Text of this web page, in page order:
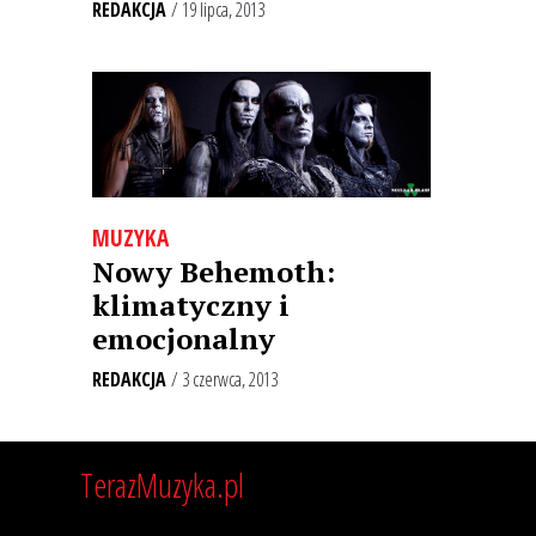
REDAKCJA/ 19 lipca, 2013
MUZYKA
Nowy Behemoth:
klimatyczny i
emocjonalny
REDAKCJA/ 3 czerwca, 2013
TerazMuzyka.pl